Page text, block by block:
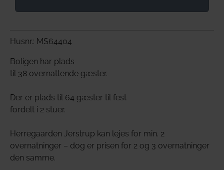
Husnr.: MS64404
Boligen har plads
til 38 overnattende gæster.
Der er plads til 64 gæster til fest
fordelt i 2 stuer.
Herregaarden Jerstrup kan lejes for min. 2
overnatninger – dog er prisen for 2 og 3 overnatninger
den samme.